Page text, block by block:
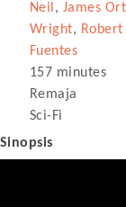
Neil , James
Wright,
Fuentes
157 minutes
Remaja
Sci-Fi